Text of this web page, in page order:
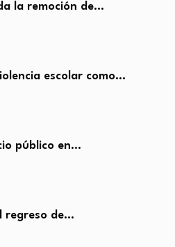
la remoción de…
escolar como…
público en…
regreso de…